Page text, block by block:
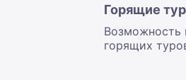
Горящие
Возможность
горящих